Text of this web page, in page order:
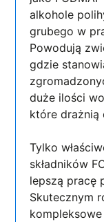
alkohole
grubego w
Powodują
gdzie
duże ilości
które drażnią
Tylko
składników
lepszą pracę
Skutecznym